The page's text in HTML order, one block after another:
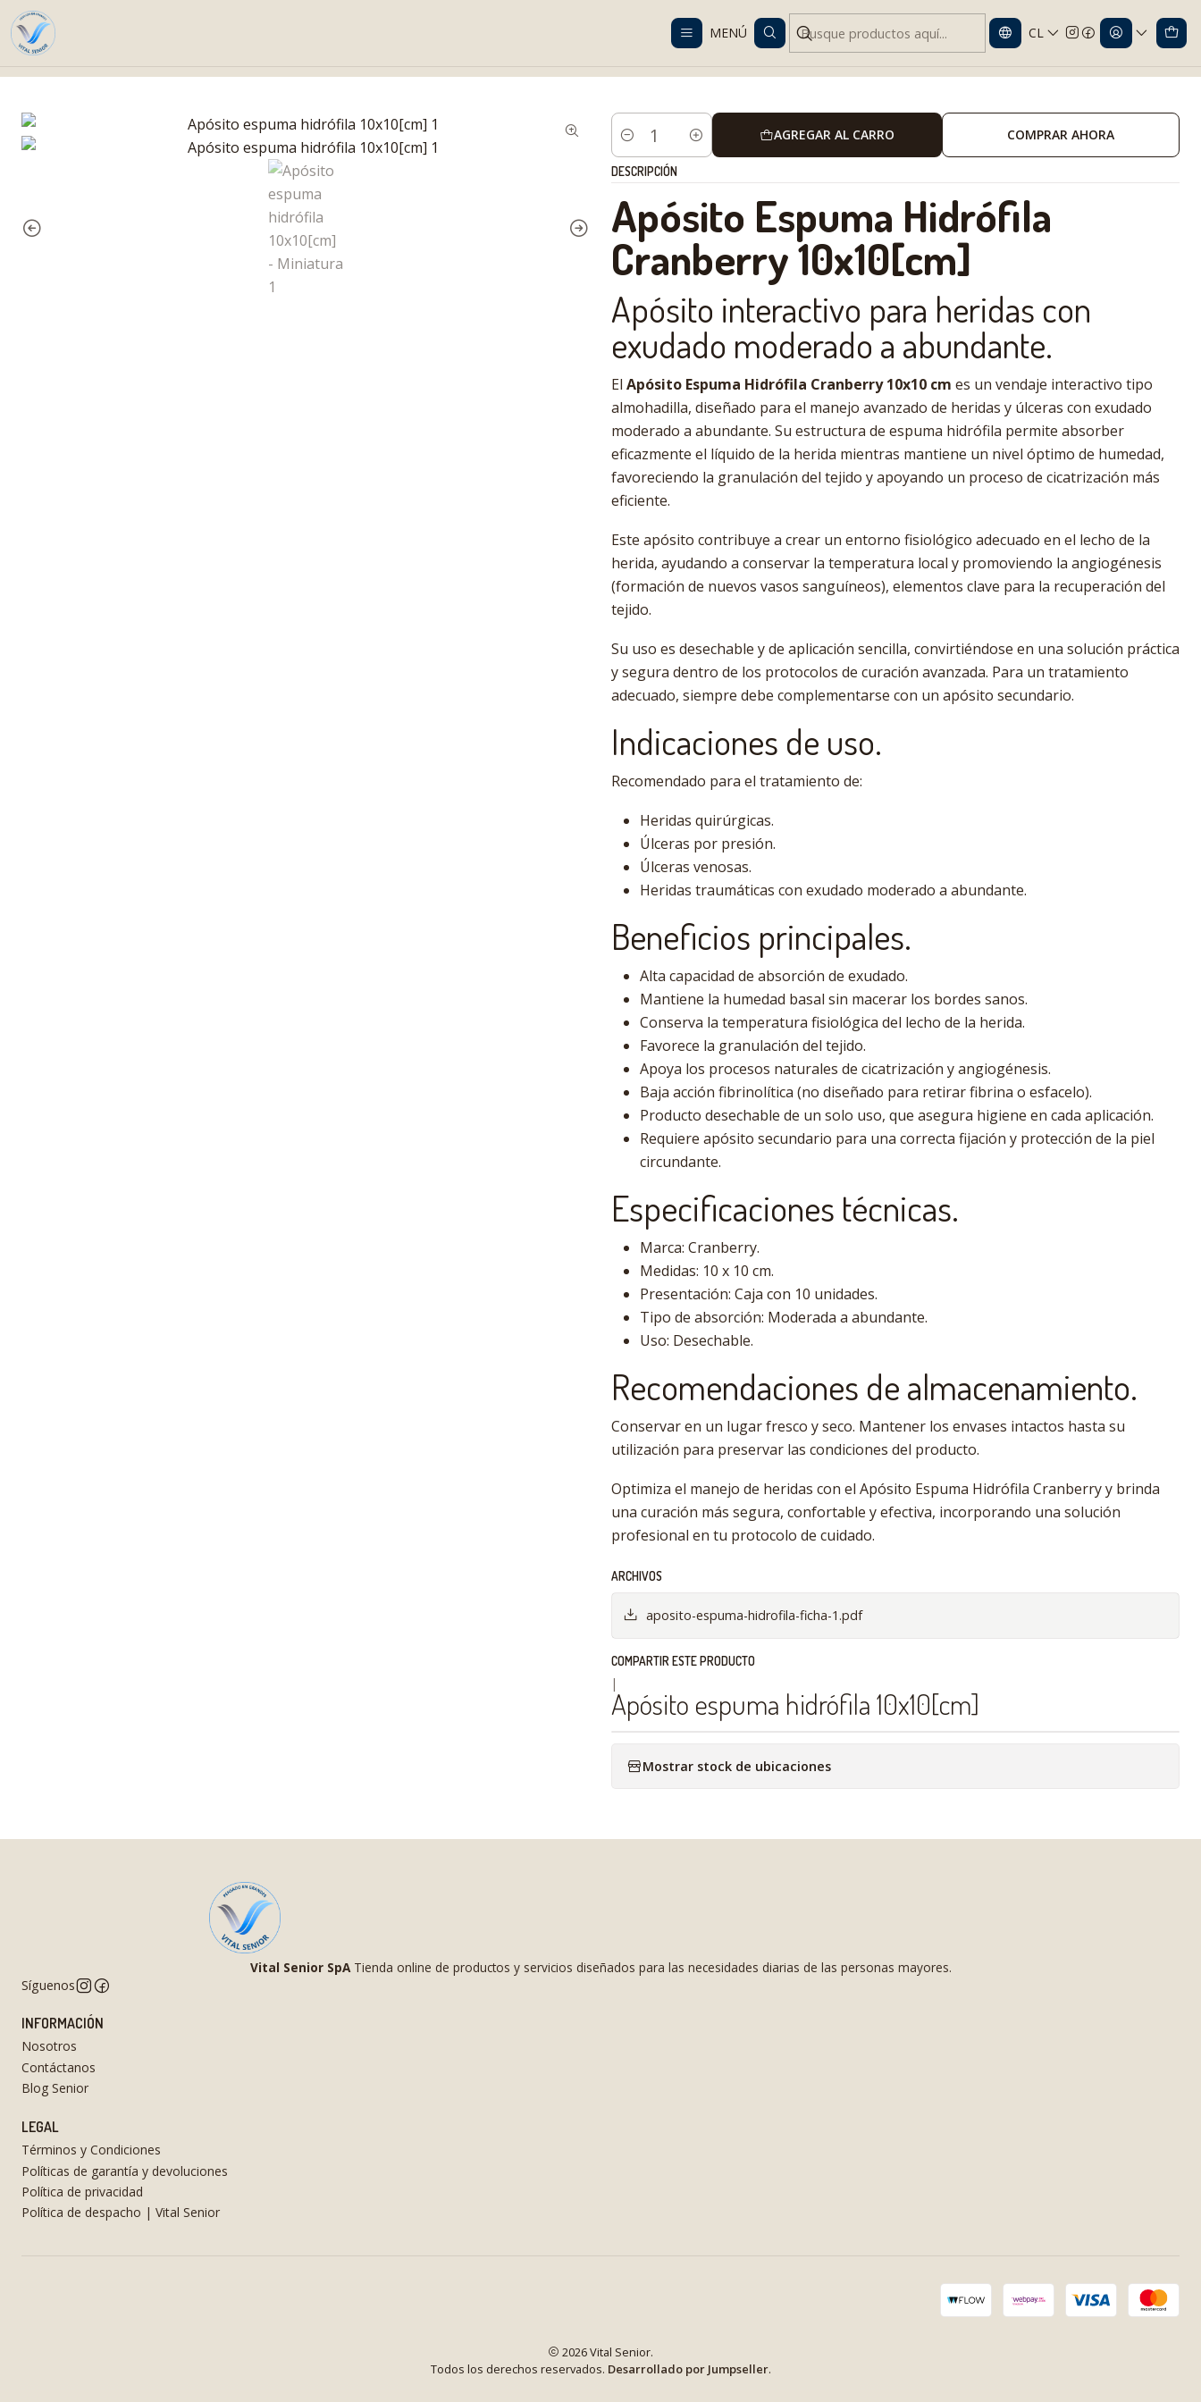
MENÚ CL
Despacho gratis en RM desde $100.000. Revisa las condiciones.
Apósito espuma hidrófila 10x10[cm]
Cantidad
AGREGAR AL CARRO COMPRAR AHORA
DESCRIPCIÓN
Apósito Espuma Hidrófila
Cranberry 10x10[cm]
Apósito interactivo para heridas con
exudado moderado a abundante.
El Apósito Espuma Hidrófila Cranberry 10x10 cm es un vendaje interactivo tipo
almohadilla, diseñado para el manejo avanzado de heridas y úlceras con exudado
moderado a abundante. Su estructura de espuma hidrófila permite absorber
eficazmente el líquido de la herida mientras mantiene un nivel óptimo de humedad,
favoreciendo la granulación del tejido y apoyando un proceso de cicatrización más
eficiente.
Este apósito contribuye a crear un entorno fisiológico adecuado en el lecho de la
herida, ayudando a conservar la temperatura local y promoviendo la angiogénesis
(formación de nuevos vasos sanguíneos), elementos clave para la recuperación del
tejido.
Su uso es desechable y de aplicación sencilla, convirtiéndose en una solución práctica
y segura dentro de los protocolos de curación avanzada. Para un tratamiento
adecuado, siempre debe complementarse con un apósito secundario.
Indicaciones de uso.
Recomendado para el tratamiento de:
Heridas quirúrgicas.
Úlceras por presión.
Úlceras venosas.
Heridas traumáticas con exudado moderado a abundante.
Beneficios principales.
Alta capacidad de absorción de exudado.
Mantiene la humedad basal sin macerar los bordes sanos.
Conserva la temperatura fisiológica del lecho de la herida.
Favorece la granulación del tejido.
Apoya los procesos naturales de cicatrización y angiogénesis.
Baja acción fibrinolítica (no diseñado para retirar fibrina o esfacelo).
Producto desechable de un solo uso, que asegura higiene en cada aplicación.
Requiere apósito secundario para una correcta fijación y protección de la piel
circundante.
Especificaciones técnicas.
Marca: Cranberry.
Medidas: 10 x 10 cm.
Presentación: Caja con 10 unidades.
Tipo de absorción: Moderada a abundante.
Uso: Desechable.
Recomendaciones de almacenamiento.
Conservar en un lugar fresco y seco. Mantener los envases intactos hasta su
utilización para preservar las condiciones del producto.
Optimiza el manejo de heridas con el Apósito Espuma Hidrófila Cranberry y brinda
una curación más segura, confortable y efectiva, incorporando una solución
profesional en tu protocolo de cuidado.
ARCHIVOS
aposito-espuma-hidrofila-ficha-1.pdf
COMPARTIR ESTE PRODUCTO
|
Apósito espuma hidrófila 10x10[cm]
Mostrar stock de ubicaciones
Vital Senior SpATienda online de productos y servicios diseñados para las necesidades diarias de las personas mayores.
Síguenos
INFORMACIÓN
Nosotros
Contáctanos
Blog Senior
LEGAL
Términos y Condiciones
Políticas de garantía y devoluciones
Política de privacidad
Política de despacho | Vital Senior
2026 Vital Senior.
Todos los derechos reservados. Desarrollado por Jumpseller.